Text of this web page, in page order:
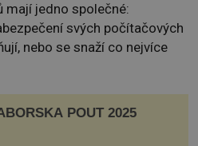
mají jedno společné:
svých počítačových
nebo se snaží co nejvíce
POUŤ 2025